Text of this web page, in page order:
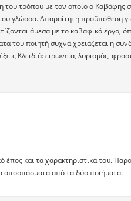
του τρόπου με τον οποίο ο Καβάφης
γλώσσα. Απαραίτητη προϋπόθεση
άμεσα με το καβαφικό έργο,
του ποιητή συχνά χρειάζεται η
Κλειδιά: ειρωνεία, λυρισμός,
και τα χαρακτηριστικά του.
αποσπάσματα από τα δύο ποιήματα.